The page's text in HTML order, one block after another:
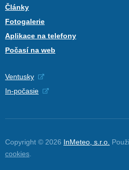
Články
Fotogalerie
Aplikace na telefony
Počasí na web
Ventusky
In-počasie
Copyright © 2026 InMeteo, s.r.o.
cookies